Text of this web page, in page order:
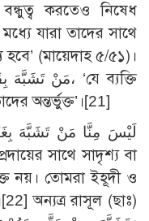
করতেও নিষেধ
যারা তাদের সাথে
হবে’ (মায়েদাহ ৫/৫১)।
অন্তর্ভুক্ত’।[21]
নয়। তোমরা ইহূদী ও
[22] অন্যত্র রাসূল (ছাঃ)